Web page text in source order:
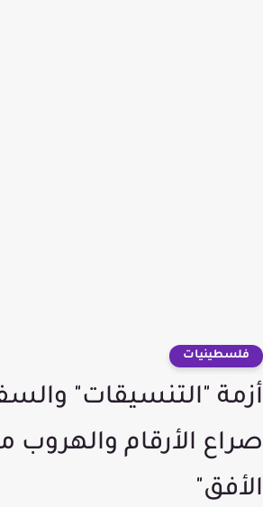
فلسطينيات
أزمة "التنسيقات"
صراع الأرقام والهروب
الأفق"